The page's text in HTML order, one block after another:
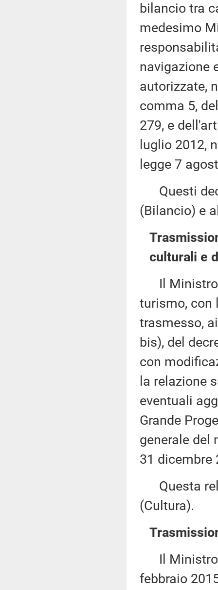
bilancio tra
medesimo
navigazione
autorizzate,
comma 5,
279, e
luglio 2012,
legge 7
Questi
(Bilancio) e
culturali e
Il Ministro
turismo, con
trasmesso,
bis), del
con
la relazione
eventuali
Grande
generale del
31 dicembre
Questa
(Cultura).
Il Ministro
febbraio